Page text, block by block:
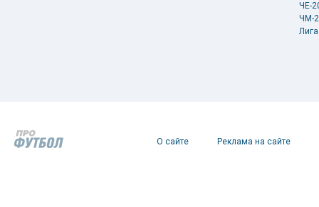
ЧЕ-
ЧМ-
О сайте Реклама на сайте